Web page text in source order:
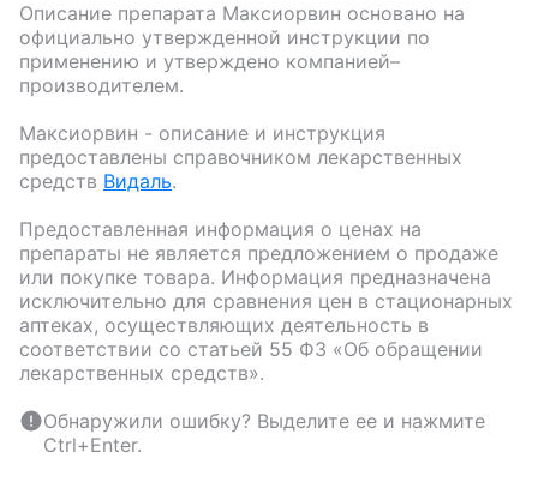
Описание препарата Максиорвин основано на
официально утвержденной инструкции по
применению и утверждено компанией–
производителем.
Максиорвин - описание и инструкция
предоставлены справочником лекарственных
средств Видаль.
Предоставленная информация о ценах на
препараты не является предложением о продаже
или покупке товара. Информация предназначена
исключительно для сравнения цен в стационарных
аптеках, осуществляющих деятельность в
соответствии со статьей 55 ФЗ «Об обращении
лекарственных средств».
Обнаружили ошибку? Выделите ее и нажмите
Ctrl+Enter.